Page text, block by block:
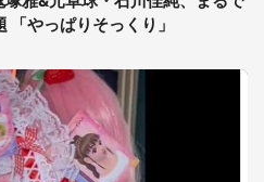
やっぱりそっくり」